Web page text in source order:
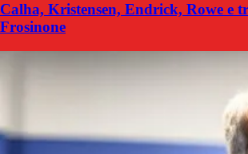
Calha, Kristensen, Endrick, Rowe e
Frosinone